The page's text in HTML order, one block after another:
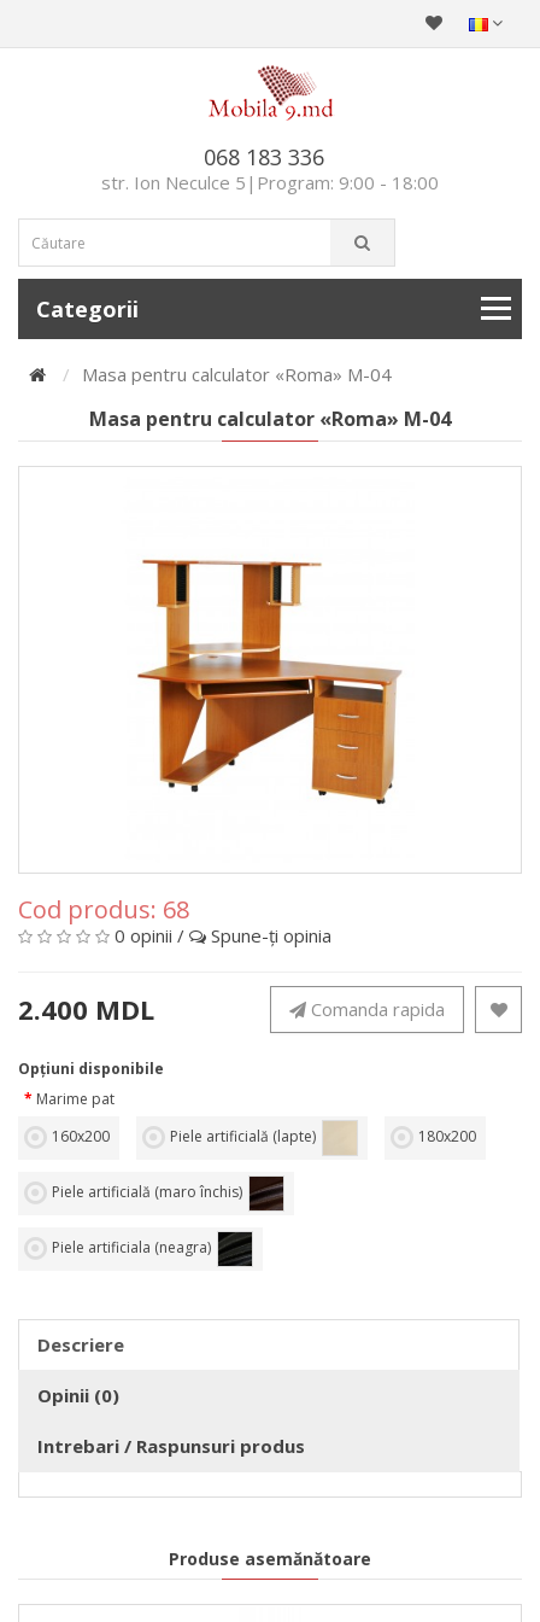
068 183 336
str. Ion Neculce 5|Program: 9:00 - 18:00
Categorii
Masa pentru calculator «Roma» M-04
Masa pentru calculator «Roma» M-04
Cod produs: 68
0 opinii / Spune-ţi opinia
2.400 MDL Comanda rapida
Opţiuni disponibile
Marime pat
160х200
Piele artificială (lapte) 180х200
Piele artificială (maro închis)
Piele artificiala (neagra)
Descriere
Opinii (0)
Intrebari / Raspunsuri produs
Produse asemănătoare